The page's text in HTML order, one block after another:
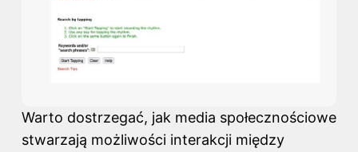
Warto dostrzegać, jak media społecznościowe
stwarzają możliwości interakcji między